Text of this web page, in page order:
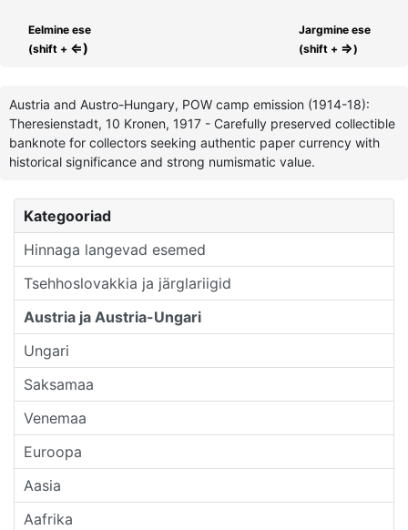
Kategooriad
Hinnaga langevad esemed
Tsehhoslovakkia ja järglariigid
Austria ja Austria-Ungari
Ungari
Saksamaa
Venemaa
Euroopa
Aasia
Aafrika
Eelmine ese
(shift + ⇐)
Jargmine ese
(shift + ⇒)
Austria and Austro-Hungary, POW camp emission (1914-18):
Theresienstadt, 10 Kronen, 1917 - Carefully preserved collectible
banknote for collectors seeking authentic paper currency with
historical significance and strong numismatic value.